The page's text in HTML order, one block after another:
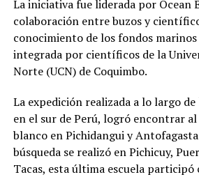
La iniciativa fue liderada por Ocean
colaboración entre buzos y
conocimiento de los fondos marinos
integrada por científicos de la
Norte (UCN) de Coquimbo.
La expedición realizada a lo largo
en el sur de Perú, logró encontrar
blanco en Pichidangui y
búsqueda se realizó en Pichicuy,
Tacas, esta última escuela participó